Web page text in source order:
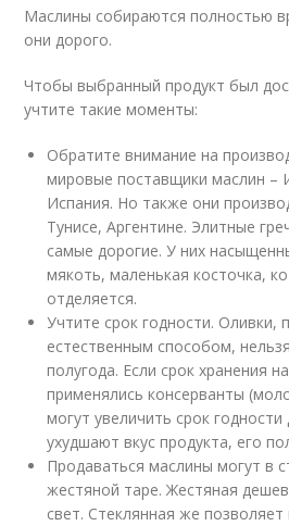
Маслины собираются полностью
они дорого.
Чтобы выбранный продукт был
учтите такие моменты:
Обратите внимание на
мировые поставщики маслин –
Испания. Но также они
Тунисе, Аргентине. Элитные
самые дорогие. У них
мякоть, маленькая косточка,
отделяется.
Учтите срок годности. Оливки,
естественным способом,
полугода. Если срок хранения
применялись консерванты
могут увеличить срок
ухудшают вкус продукта, его
Продаваться маслины могут в
жестяной таре. Жестяная
свет. Стеклянная же позволяет